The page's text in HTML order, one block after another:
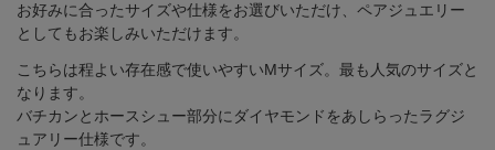
お好みに合ったサイズや仕様をお選びいただけ、ペアジュエリー
としてもお楽しみいただけます。
こちらは程よい存在感で使いやすいMサイズ。最も人気のサイズと
なります。
バチカンとホースシュー部分にダイヤモンドをあしらったラグジ
ュアリー仕様です。